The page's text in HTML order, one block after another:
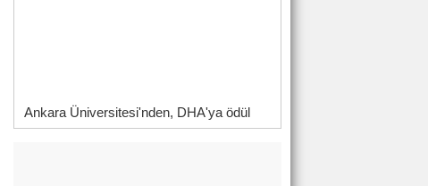
Ankara Üniversitesi'nden, DHA'ya ödül